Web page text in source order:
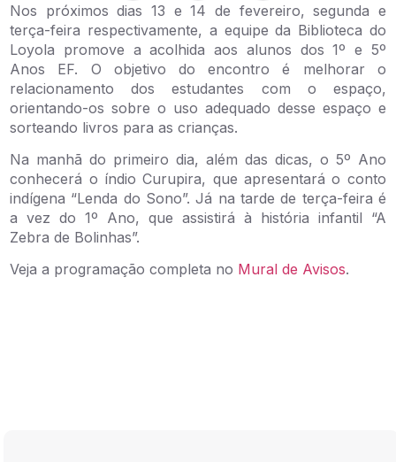
Nos próximos dias 13 e 14 de fevereiro, segunda e
terça-feira respectivamente, a equipe da Biblioteca do
Loyola promove a acolhida aos alunos dos 1º e 5º
Anos EF. O objetivo do encontro é melhorar o
relacionamento dos estudantes com o espaço,
orientando-os sobre o uso adequado desse espaço e
sorteando livros para as crianças.
Na manhã do primeiro dia, além das dicas, o 5º Ano
conhecerá o índio Curupira, que apresentará o conto
indígena “Lenda do Sono”. Já na tarde de terça-feira é
a vez do 1º Ano, que assistirá à história infantil “A
Zebra de Bolinhas”.
Veja a programação completa no Mural de Avisos.